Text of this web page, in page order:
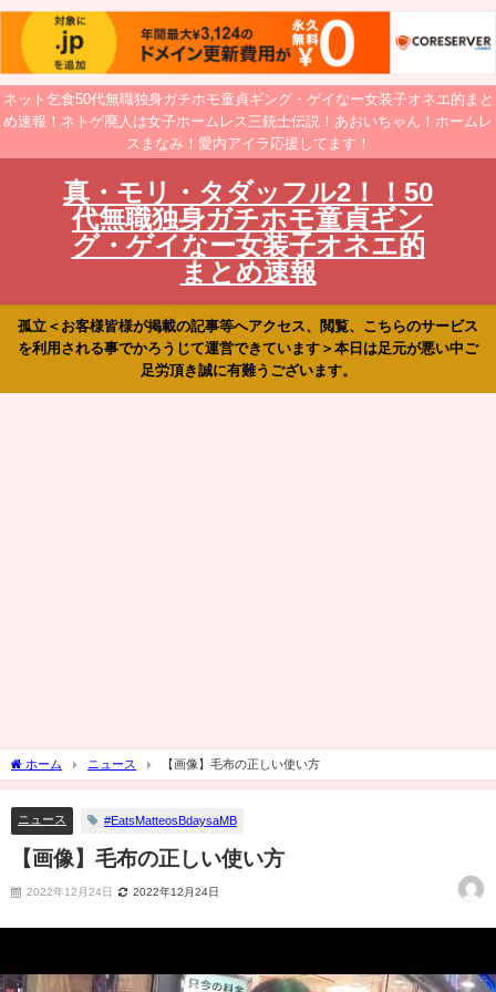
ネット乞食50代無職独身ガチホモ童貞ギング・ゲイなー女装子オネエ的まと
め速報！ネトゲ廃人は女子ホームレス三銃士伝説！あおいちゃん！ホームレ
スまなみ！愛内アイラ応援してます！
真・モリ・タダッフル2！！50
代無職独身ガチホモ童貞ギン
グ・ゲイなー女装子オネエ的
まとめ速報
孤立＜お客様皆様が掲載の記事等へアクセス、閲覧、こちらのサービス
を利用される事でかろうじて運営できています＞本日は足元が悪い中ご
足労頂き誠に有難うございます。
ホーム ニュース 【画像】毛布の正しい使い方
ニュース #EatsMatteosBdaysaMB
【画像】毛布の正しい使い方
2022年12月24日 2022年12月24日